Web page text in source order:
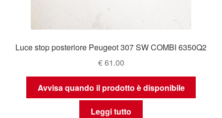
Luce stop posteriore Peugeot 307 SW COMBI 6350Q2
€61.00
Avvisa quando il prodotto è disponibile
Leggi tutto